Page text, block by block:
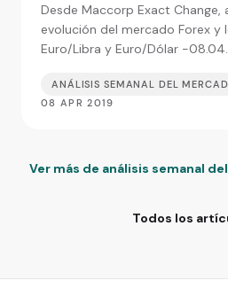
de moneda
Desde Maccorp Exact Change,
evolución del mercado Forex y
Euro/Libra y Euro/Dólar -
ANÁLISIS SEMANAL DEL
08 APR 2019
Ver más de análisis semanal
Todos los